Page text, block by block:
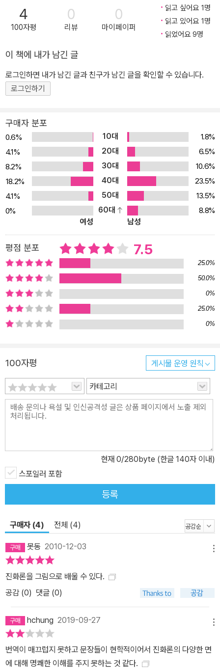
미했다. 종들의 변이와 진화에 대한 다윈의 이론은 자연과 생물에만
국한된 것이 아니었다. 이후 다윈의 지지자들은 그의 이론을 인간의
사회와 문명으로까지 확대해 적용시켰다. 총 다섯 개의 장으로 구성
의 여행, 그리고 그의 이론 등을 <시공 디스커버리 총서> 특유의 간
결한 문장과 도판, 기록과 증언 등을 통해 설명하고 있다. ‘진화론에
대한 논증’, ‘다윈에 대한 몇 가지 오해’ 등이 포함된 <기록과 증언>은
4
100자평
0
리뷰
0
마이페이퍼
읽고 싶어요 1명
읽고 있어요 1명
읽었어요 9명
이 책에 내가 남긴 글
로그인하면 내가 남긴 글과 친구가 남긴 글을 확인할 수 있습니다.
로그인하기
구매자 분포
0.6% 10대
1.8%
4.1%
20대
6.5%
8.2%
30대
10.6%
18.2%
40대
23.5%
4.1%
50대
13.5%
0%
60대
8.8%
여성
남성
평점 분포 7.5
25.0%
50.0%
0%
25.0%
0%
100자평 게시물 운영 원칙
카테고리
현재 0/280byte (한글 140자 이내)
스포일러 포함
등록
구매자 (4) 전체 (4)
못동 2010-12-03
진화론을 그림으로 배울 수 있다.
공감 (0) 댓글 (0)
hchung 2019-09-27
번역이 매끄럽지 못하고 문장들이 현학적이어서 진화론의 다양한 면
에 대해 명쾌한 이해를 주지 못하는 것 같다.